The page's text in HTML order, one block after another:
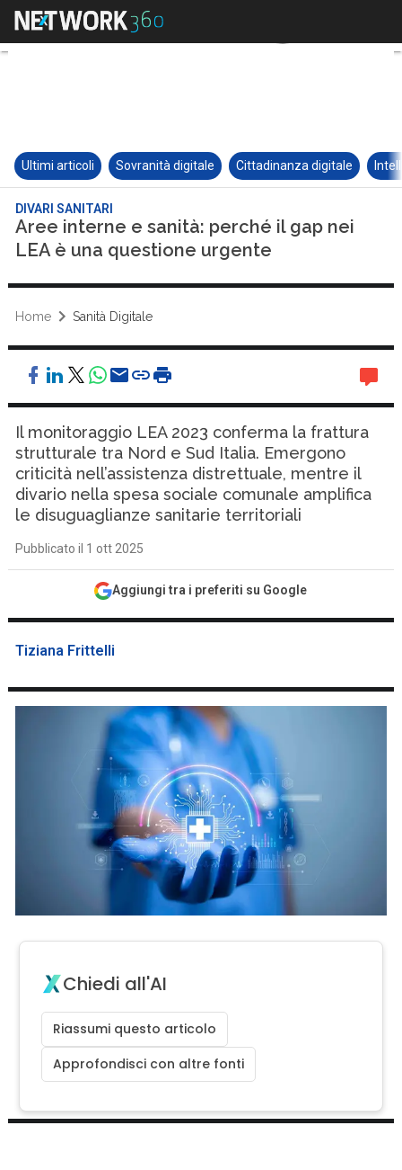
Ultimi articoli Sovranità digitale Cittadinanza digitale
DIVARI SANITARI
Aree interne e sanità: perché il gap nei
LEA è una questione urgente
Home Sanità Digitale
Il monitoraggio LEA 2023 conferma la frattura
strutturale tra Nord e Sud Italia. Emergono
criticità nell’assistenza distrettuale, mentre il
divario nella spesa sociale comunale amplifica
le disuguaglianze sanitarie territoriali
Pubblicato il 1 ott 2025
Aggiungi tra i preferiti su Google
Tiziana Frittelli
Chiedi all'AI
Riassumi questo articolo
Approfondisci con altre fonti